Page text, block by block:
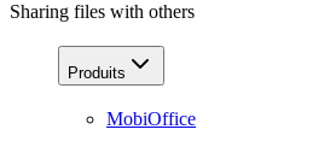
Sharing files with others
Produits
MobiOffice